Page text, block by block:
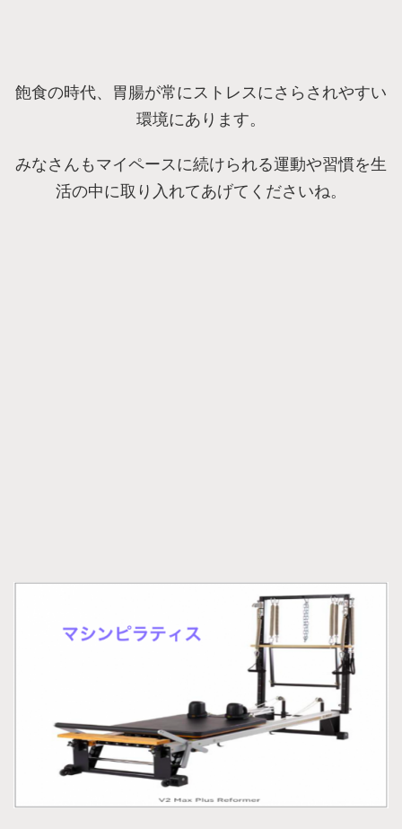
飽食の時代、胃腸が常にストレスにさらされやすい
環境にあります。
みなさんもマイペースに続けられる運動や習慣を生
活の中に取り入れてあげてくださいね。